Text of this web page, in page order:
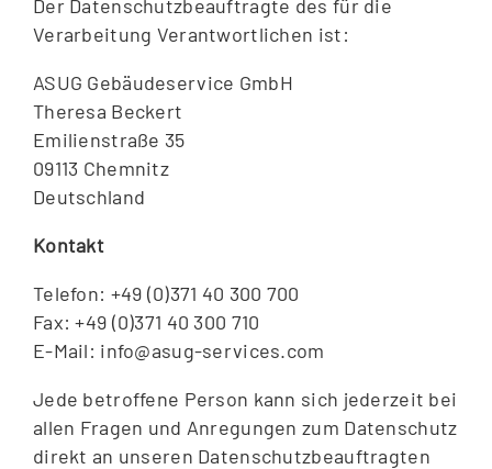
Der Datenschutzbeauftragte des für die
Verarbeitung Verantwortlichen ist:
ASUG Gebäudeservice GmbH
Theresa Beckert
Emilienstraße 35
09113 Chemnitz
Deutschland
Kontakt
Telefon: +49 (0)371 40 300 700
Fax: +49 (0)371 40 300 710
E-Mail: info@asug-services.com
Jede betroffene Person kann sich jederzeit bei
allen Fragen und Anregungen zum Datenschutz
direkt an unseren Datenschutzbeauftragten